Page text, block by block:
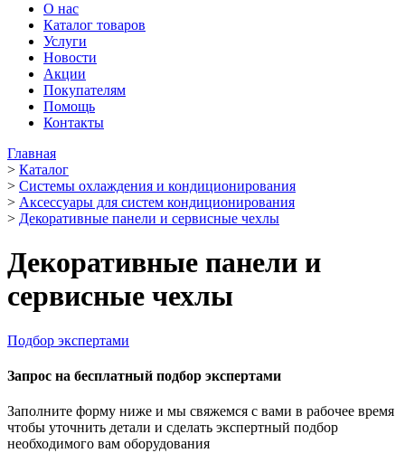
О нас
Каталог товаров
Услуги
Новости
Акции
Покупателям
Помощь
Контакты
Главная
> Каталог
> Системы охлаждения и кондиционирования
> Аксессуары для систем кондиционирования
> Декоративные панели и сервисные чехлы
Декоративные панели и
сервисные чехлы
Подбор экспертами
Запрос на бесплатный подбор экспертами
Заполните форму ниже и мы свяжемся с вами в рабочее время
чтобы уточнить детали и сделать экспертный подбор
необходимого вам оборудования